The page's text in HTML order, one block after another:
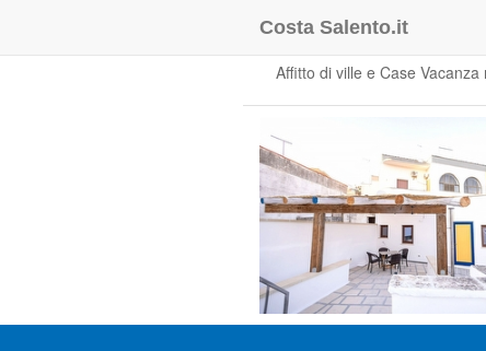
Costa Salento.it
Ville e Case
Affitto di ville e Case